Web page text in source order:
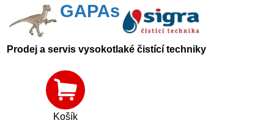
GAPAs
Prodej a servis vysokotlaké čistící techniky
Košík